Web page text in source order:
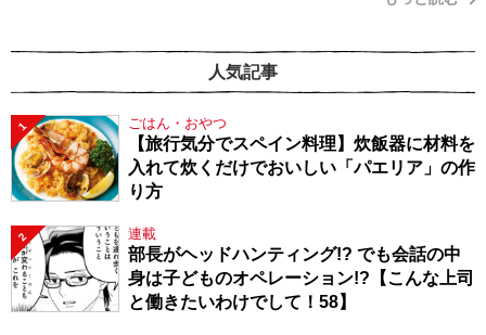
人気記事
1 ごはん・おやつ
【旅行気分でスペイン料理】炊飯器に材料を
入れて炊くだけでおいしい「パエリア」の作
り方
2 連載
部長がヘッドハンティング!? でも会話の中
身は子どものオペレーション!?【こんな上司
と働きたいわけでして！58】